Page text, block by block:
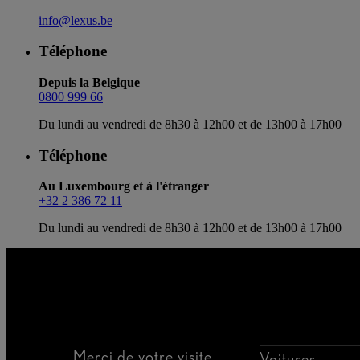
info@lexus.be
Téléphone
Depuis la Belgique
0800 999 66
Du lundi au vendredi de 8h30 à 12h00 et de 13h00 à 17h00
Téléphone
Au Luxembourg et à l'étranger
+32 2 386 72 11
Du lundi au vendredi de 8h30 à 12h00 et de 13h00 à 17h00